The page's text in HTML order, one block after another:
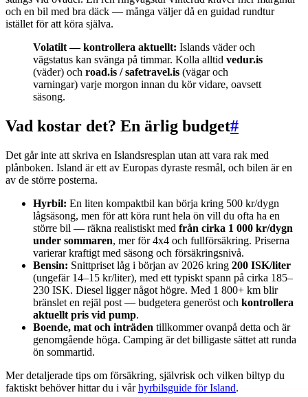
och en bil med bra däck — många väljer då en guidad rundtur
istället för att köra själva.
Volatilt — kontrollera aktuellt: Islands väder och
vägstatus kan svänga på timmar. Kolla alltid vedur.is
(väder) och road.is / safetravel.is (vägar och
varningar) varje morgon innan du kör vidare, oavsett
säsong.
Vad kostar det? En ärlig budget#
Det går inte att skriva en Islandsresplan utan att vara rak med
plånboken. Island är ett av Europas dyraste resmål, och bilen är en
av de större posterna.
Hyrbil: En liten kompaktbil kan börja kring 500 kr/dygn
lågsäsong, men för att köra runt hela ön vill du ofta ha en
större bil — räkna realistiskt med från cirka 1 000 kr/dygn
under sommaren, mer för 4x4 och fullförsäkring. Priserna
varierar kraftigt med säsong och försäkringsnivå.
Bensin: Snittpriset låg i början av 2026 kring 200 ISK/liter
(ungefär 14–15 kr/liter), med ett typiskt spann på cirka 185–
230 ISK. Diesel ligger något högre. Med 1 800+ km blir
bränslet en rejäl post — budgetera generöst och kontrollera
aktuellt pris vid pump.
Boende, mat och inträden tillkommer ovanpå detta och är
genomgående höga. Camping är det billigaste sättet att runda
ön sommartid.
Mer detaljerade tips om försäkring, självrisk och vilken biltyp du
faktiskt behöver hittar du i vårhyrbilsguide för Island.